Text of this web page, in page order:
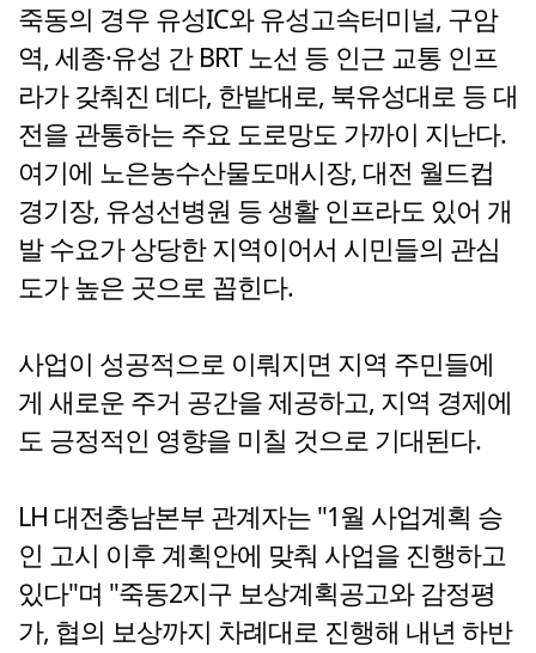
죽동의 경우 유성IC와 유성고속터미널, 구암
역, 세종·유성 간 BRT 노선 등 인근 교통 인프
라가 갖춰진 데다, 한밭대로, 북유성대로 등 대
전을 관통하는 주요 도로망도 가까이 지난다.
여기에 노은농수산물도매시장, 대전 월드컵
경기장, 유성선병원 등 생활 인프라도 있어 개
발 수요가 상당한 지역이어서 시민들의 관심
도가 높은 곳으로 꼽힌다.
사업이 성공적으로 이뤄지면 지역 주민들에
게 새로운 주거 공간을 제공하고, 지역 경제에
도 긍정적인 영향을 미칠 것으로 기대된다.
LH 대전충남본부 관계자는 "1월 사업계획 승
인 고시 이후 계획안에 맞춰 사업을 진행하고
있다"며 "죽동2지구 보상계획공고와 감정평
가, 협의 보상까지 차례대로 진행해 내년 하반